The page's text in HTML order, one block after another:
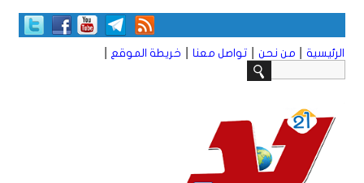
الرئيسية من نحن تواصل معنا خريطة الموقع